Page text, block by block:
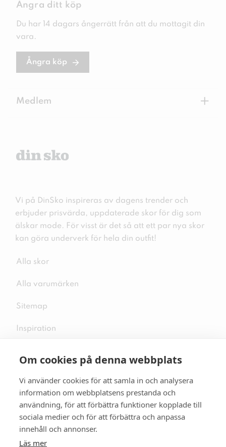
Om cookies på denna webbplats
Vi använder cookies för att samla in och analysera
information om webbplatsens prestanda och
användning, för att förbättra funktioner kopplade till
sociala medier och för att förbättra och anpassa
innehåll och annonser.
Läs mer
Ångra ditt köp
Du har 14 dagars ångerrätt från att du mottagit din
vara.
Ångra köp
Medlem +
Vi på DinSko inspireras av dagens trender och
erbjuder prisvärda, uppdaterade skor för dig som
älskar mode. För visst är det så att ett par nya skor
kan göra underverk för hela din outfit!
Alla skor
Alla varumärken
Sitemap
Inspiration
Följ oss på sociala medier
Se mer skor: skopunkten.se